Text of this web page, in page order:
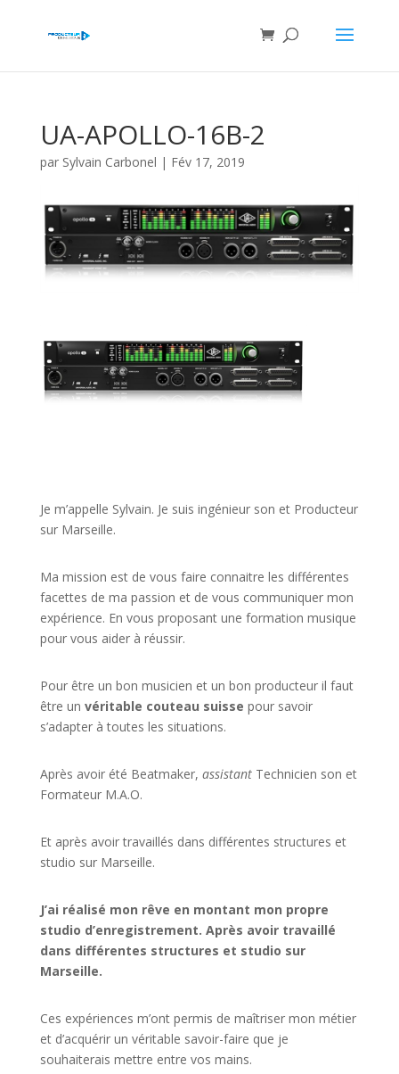
UA-APOLLO-16B-2
par Sylvain Carbonel | Fév 17, 2019
Je m’appelle Sylvain. Je suis ingénieur son et Producteur
sur Marseille.
Ma mission est de vous faire connaitre les différentes
facettes de ma passion et de vous communiquer mon
expérience. En vous proposant une formation musique
pour vous aider à réussir.
Pour être un bon musicien et un bon producteur il faut
être un véritable couteau suisse pour savoir
s’adapter à toutes les situations.
Après avoir été Beatmaker, assistant Technicien son et
Formateur M.A.O.
Et après avoir travaillés dans différentes structures et
studio sur Marseille.
J’ai réalisé mon rêve en montant mon propre
studio d’enregistrement. Après avoir travaillé
dans différentes structures et studio sur
Marseille.
Ces expériences m’ont permis de maîtriser mon métier
et d’acquérir un véritable savoir-faire que je
souhaiterais mettre entre vos mains.